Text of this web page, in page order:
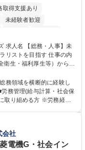
取得支援あり
未経験者歓迎
日祝休み 寮・社宅あり
を目指す 仕事の内
衛生・福利厚生等）からお
守備範囲を広げ、組織運
健康経営推進等をお任せ
く経験を積んでいただき
職種 【総
支えるゼネラリストを目
務領域を横断的に経験し
取り組める方 ※労務経験
・勤怠管理など）の経験
会社
電機G・社会イン